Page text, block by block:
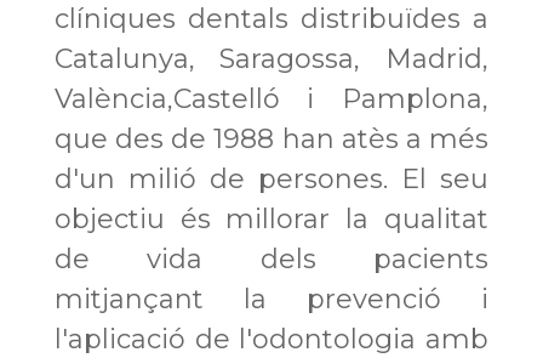
clíniques dentals distribuïdes a
Catalunya, Saragossa, Madrid,
València,Castelló i Pamplona,
que des de 1988 han atès a més
d'un milió de persones. El seu
objectiu és millorar la qualitat
de vida dels pacients
mitjançant la prevenció i
l'aplicació de l'odontologia amb